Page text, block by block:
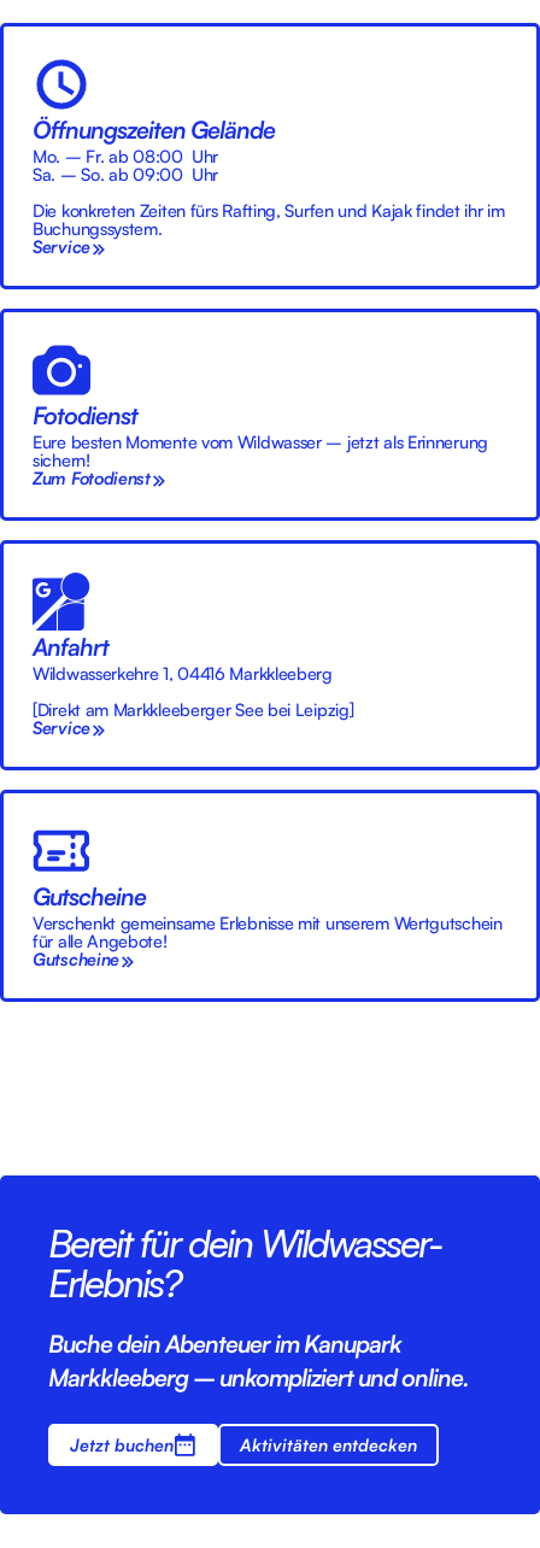
Öffnungszeiten Gelände
Mo. – Fr. ab 08:00 Uhr
Sa. – So. ab 09:00 Uhr
Die konkreten Zeiten fürs Rafting, Surfen und Kajak findet ihr im
Buchungssystem.
Service
Fotodienst
Eure besten Momente vom Wildwasser – jetzt als Erinnerung
sichern!
Zum Fotodienst
Anfahrt
Wildwasserkehre 1, 04416 Markkleeberg
[Direkt am Markkleeberger See bei Leipzig]
Service
Gutscheine
Verschenkt gemeinsame Erlebnisse mit unserem Wertgutschein
für alle Angebote!
Gutscheine
Bereit für dein Wildwasser-
Erlebnis?
Buche dein Abenteuer im Kanupark
Markkleeberg – unkompliziert und online.
Jetzt buchen Aktivitäten entdecken